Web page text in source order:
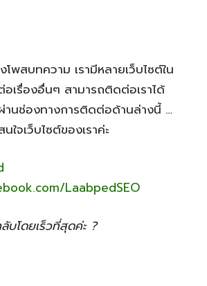
พสบทความ เรามีหลายเว็บไซต์ใน
เรื่องอื่นๆ สามารถติดต่อเราได้
นช่องทางการติดต่อด้านล่างนี้ …
จเว็บไซต์ของเราค่ะ
LaabpedSEO
บโดยเร็วที่สุดค่ะ ?